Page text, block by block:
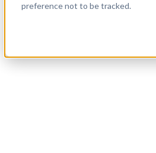
preference not to be tracked.